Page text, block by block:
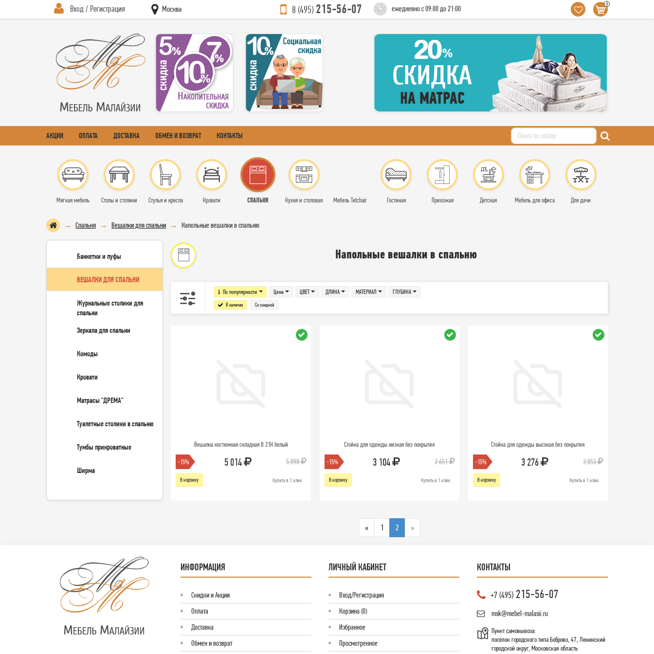
Вход / Регистрация Москва 8 (495)215-56-07 ежедневно с 09:00 до 21:00
0
АКЦИИ ОПЛАТА ДОСТАВКА ОБМЕН И ВОЗВРАТ КОНТАКТЫ
Мягкая мебель Столы и столики Стулья и кресла Кровати СПАЛЬНЯ Кухня и столовая Мебель Tetchair Гостиная Прихожая Детская Мебель для офиса Для дачи
Спальня Вешалки для спальни Напольные вешалки в спальню
Банкетки и пуфы
ВЕШАЛКИ ДЛЯ СПАЛЬНИ
Журнальные столики для
спальни
Зеркала для спальни
Комоды
Кровати
Матрасы "ДРЕМА"
Туалетные столики в спальню
Тумбы прикроватные
Ширма
Напольные вешалки в спальню
По популярности Цена
В наличии Со скидкой
ЦВЕТ ДЛИНА МАТЕРИАЛ ГЛУБИНА
Вешалка костюмная складная В 21Н белый
-15% 5 014 5 898
В корзину Купить в 1 клик
Стойка для одежды низкая без покрытия
-15% 3 104 3 651
В корзину Купить в 1 клик
Стойка для одежды высокая без покрытия
-15% 3 276 3 853
В корзину Купить в 1 клик
« 1 2 »
ИНФОРМАЦИЯ
Скидки и Акции
Оплата
Доставка
Обмен и возврат
ЛИЧНЫЙ КАБИНЕТ
Вход/Регистрация
Корзина (0)
Избранное
Просмотренное
КОНТАКТЫ
+7 (495)215-56-07
msk@mebel-malasii.ru
Пункт самовывоза:
посёлок городского типа Боброво, 47, Ленинский
городской округ, Московская область